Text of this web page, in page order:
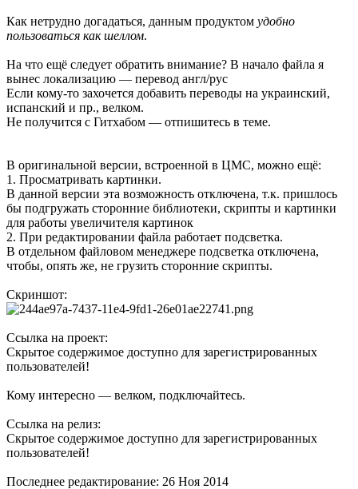
Как нетрудно догадаться, данным продуктом удобно
пользоваться как шеллом.
На что ещё следует обратить внимание? В начало файла я
вынес локализацию — перевод англ/рус
Если кому-то захочется добавить переводы на украинский,
испанский и пр., велком.
Не получится с Гитхабом — отпишитесь в теме.
В оригинальной версии, встроенной в ЦМС, можно ещё:
1. Просматривать картинки.
В данной версии эта возможность отключена, т.к. пришлось
бы подгружать сторонние библиотеки, скрипты и картинки
для работы увеличителя картинок
2. При редактировании файла работает подсветка.
В отдельном файловом менеджере подсветка отключена,
чтобы, опять же, не грузить сторонние скрипты.
Скриншот:
Ссылка на проект:
Скрытое содержимое доступно для зарегистрированных
пользователей!
Кому интересно — велком, подключайтесь.
Ссылка на релиз:
Скрытое содержимое доступно для зарегистрированных
пользователей!
Последнее редактирование: 26 Ноя 2014